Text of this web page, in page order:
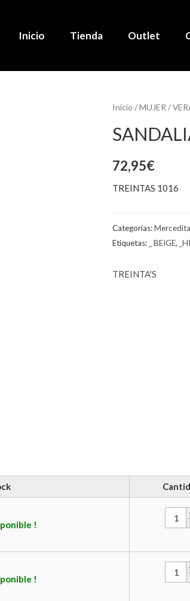
Inicio Tienda Outlet
Inicio /MUJER /
72,95€
TREINTAS 1016
Categorías:
Etiquetas:
_ BEIGE,
TREINTA'S
!
!